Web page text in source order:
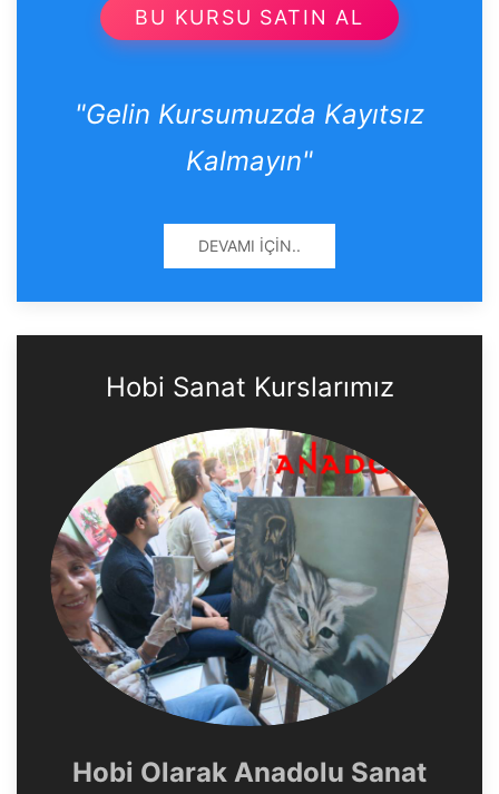
BU KURSU SATIN AL
"Gelin Kursumuzda Kayıtsız
Kalmayın"
DEVAMI İÇIN..
Hobi Sanat Kurslarımız
Hobi Olarak Anadolu Sanat